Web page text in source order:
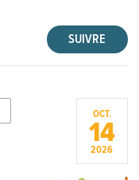
SUIVRE
OCT.
14
2026